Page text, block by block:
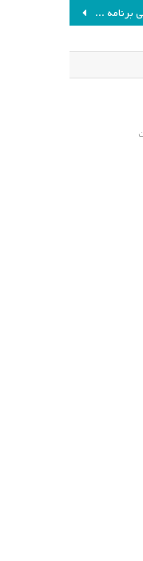
معرفی گروه مطالعاتی برنامه درسی ریاضی